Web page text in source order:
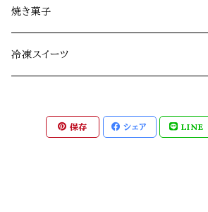
生ケーキ定期便
生ケーキ（全1回）
焼き菓子
お菓子缶シリーズ
冷凍スイーツ
保存 シェア LINE